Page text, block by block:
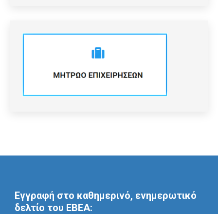
Εγγραφή στο καθημερινό, ενημερωτικό
δελτίο του ΕΒΕΑ: